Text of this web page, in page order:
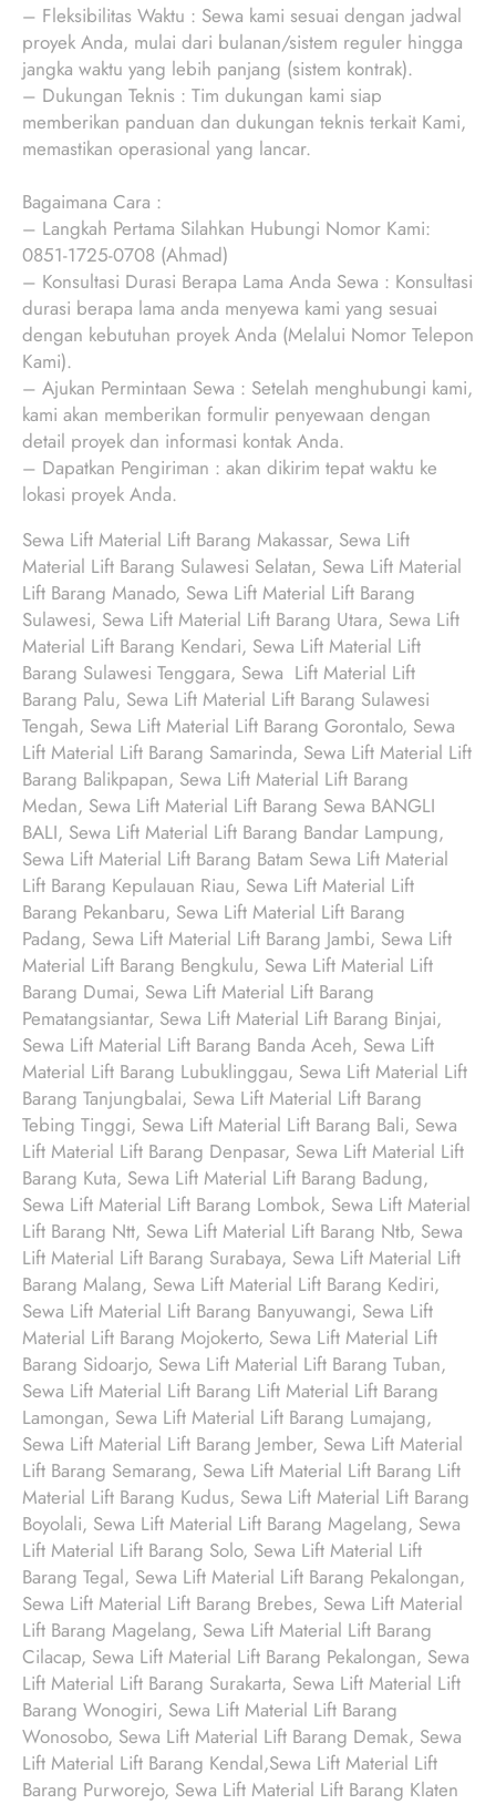
– Fleksibilitas Waktu : Sewa kami sesuai dengan jadwal
proyek Anda, mulai dari bulanan/sistem reguler hingga
jangka waktu yang lebih panjang (sistem kontrak).
– Dukungan Teknis : Tim dukungan kami siap
memberikan panduan dan dukungan teknis terkait Kami,
memastikan operasional yang lancar.
Bagaimana Cara :
– Langkah Pertama Silahkan Hubungi Nomor Kami:
0851-1725-0708 (Ahmad)
– Konsultasi Durasi Berapa Lama Anda Sewa : Konsultasi
durasi berapa lama anda menyewa kami yang sesuai
dengan kebutuhan proyek Anda (Melalui Nomor Telepon
Kami).
– Ajukan Permintaan Sewa : Setelah menghubungi kami,
kami akan memberikan formulir penyewaan dengan
detail proyek dan informasi kontak Anda.
– Dapatkan Pengiriman : akan dikirim tepat waktu ke
lokasi proyek Anda.
Sewa Lift Material Lift Barang Makassar, Sewa Lift
Material Lift Barang Sulawesi Selatan, Sewa Lift Material
Lift Barang Manado, Sewa Lift Material Lift Barang
Sulawesi, Sewa Lift Material Lift Barang Utara, Sewa Lift
Material Lift Barang Kendari, Sewa Lift Material Lift
Barang Sulawesi Tenggara, Sewa Lift Material Lift
Barang Palu, Sewa Lift Material Lift Barang Sulawesi
Tengah, Sewa Lift Material Lift Barang Gorontalo, Sewa
Lift Material Lift Barang Samarinda, Sewa Lift Material Lift
Barang Balikpapan, Sewa Lift Material Lift Barang
Medan, Sewa Lift Material Lift Barang Sewa BANGLI
BALI, Sewa Lift Material Lift Barang Bandar Lampung,
Sewa Lift Material Lift Barang Batam Sewa Lift Material
Lift Barang Kepulauan Riau, Sewa Lift Material Lift
Barang Pekanbaru, Sewa Lift Material Lift Barang
Padang, Sewa Lift Material Lift Barang Jambi, Sewa Lift
Material Lift Barang Bengkulu, Sewa Lift Material Lift
Barang Dumai, Sewa Lift Material Lift Barang
Pematangsiantar, Sewa Lift Material Lift Barang Binjai,
Sewa Lift Material Lift Barang Banda Aceh, Sewa Lift
Material Lift Barang Lubuklinggau, Sewa Lift Material Lift
Barang Tanjungbalai, Sewa Lift Material Lift Barang
Tebing Tinggi, Sewa Lift Material Lift Barang Bali, Sewa
Lift Material Lift Barang Denpasar, Sewa Lift Material Lift
Barang Kuta, Sewa Lift Material Lift Barang Badung,
Sewa Lift Material Lift Barang Lombok, Sewa Lift Material
Lift Barang Ntt, Sewa Lift Material Lift Barang Ntb, Sewa
Lift Material Lift Barang Surabaya, Sewa Lift Material Lift
Barang Malang, Sewa Lift Material Lift Barang Kediri,
Sewa Lift Material Lift Barang Banyuwangi, Sewa Lift
Material Lift Barang Mojokerto, Sewa Lift Material Lift
Barang Sidoarjo, Sewa Lift Material Lift Barang Tuban,
Sewa Lift Material Lift Barang Lift Material Lift Barang
Lamongan, Sewa Lift Material Lift Barang Lumajang,
Sewa Lift Material Lift Barang Jember, Sewa Lift Material
Lift Barang Semarang, Sewa Lift Material Lift Barang Lift
Material Lift Barang Kudus, Sewa Lift Material Lift Barang
Boyolali, Sewa Lift Material Lift Barang Magelang, Sewa
Lift Material Lift Barang Solo, Sewa Lift Material Lift
Barang Tegal, Sewa Lift Material Lift Barang Pekalongan,
Sewa Lift Material Lift Barang Brebes, Sewa Lift Material
Lift Barang Magelang, Sewa Lift Material Lift Barang
Cilacap, Sewa Lift Material Lift Barang Pekalongan, Sewa
Lift Material Lift Barang Surakarta, Sewa Lift Material Lift
Barang Wonogiri, Sewa Lift Material Lift Barang
Wonosobo, Sewa Lift Material Lift Barang Demak, Sewa
Lift Material Lift Barang Kendal,Sewa Lift Material Lift
Barang Purworejo, Sewa Lift Material Lift Barang Klaten